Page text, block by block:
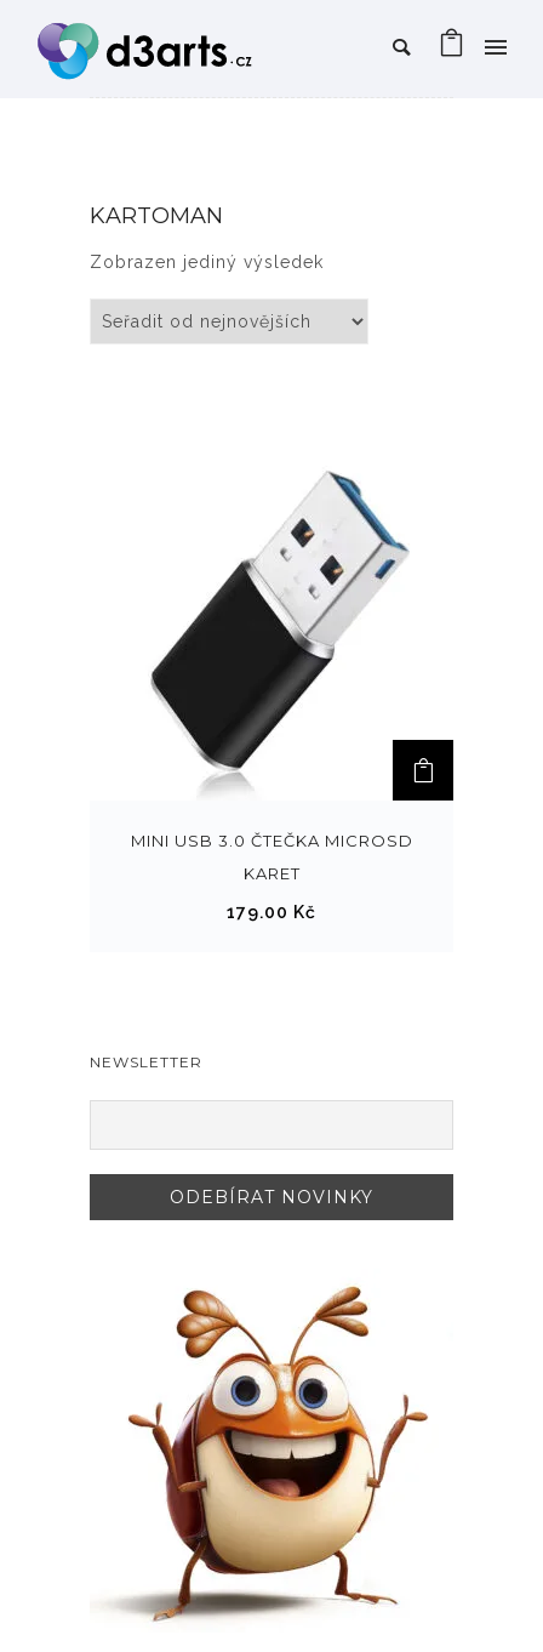
KARTOMAN
Zobrazen jediný výsledek
MINI USB 3.0 ČTEČKA MICROSD
KARET
179.00 Kč
NEWSLETTER